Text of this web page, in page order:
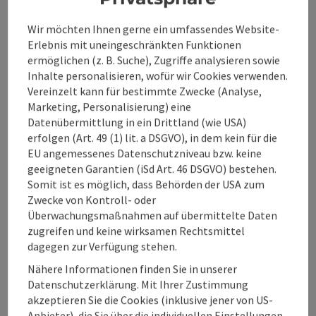
gemütlichen Aufenthaltsräume runden Ihr Seminar-Erlebnis
perfekt ab.
uns Ihren Lieblingsplatz - sei es im hoteleigenen Wellness-
und Relaxbereich mit Saunen und Indoorpool oder im Vital &
Beauty SPA, wo Sie bei hochwertigen Wellness- und
Beautybehandlungen entspannen können. Im Hotelgarten
mit Naturbiotop genießen Sie einen speziellen Kraftort zum
Auftanken. Mit den Themenspecials rund um Achtsamkeit,
Balance, Kultur & Silvester bietet das Miraverde**** ein breit
gefächertes Packageangebot – hier ist mit Sicherheit für
jeden Geschmack etwas dabei. Ein Meer an Entspannung
finden Sie in der Therme Mediterrana, ein paar Gehminuten
durch den Park entfernt. Als Hotelgast ist der
Thermeneintritt natürlich inklusive. Ob im pompösen
Massagetempel, im Panoramawhirlpool oder auf einer
Sprudelliege im Vitalbecken mit Blick auf das Alpenvorland,
hier genießt man prickelnde Attraktionen. In der Saunawelt
Relaxium heißt es Schwitzen in stilvollem Ambiente, ob
Aroma-Sauna oder Dampfbad – entspannten Momenten
steht nichts im Weg. Die Parkanlage, die das Hotel
Miraverde**** umgibt, bietet zu jeder Jahreszeit ein
faszinierendes Naturschauspiel. Die klare Luft und die Ruhe
Beitrag merken : Hotel Restaurant Badhaus
Hotel Restaurant Badhaus
Bad Hall
Hotel
Direkt am Hauptplatz, im Herz von Bad Hall, lädt das
Badhaus dazu ein, Urlaub wieder wahrlich zu genießen.
W-Lan (kostenlos)
Haustiere erlaubt
Direkt im Zentrum
Seite zurück 1
Wir möchten Ihnen gerne ein umfassendes Website-
Erlebnis mit uneingeschränkten Funktionen
ermöglichen (z. B. Suche), Zugriffe analysieren sowie
Inhalte personalisieren, wofür wir Cookies verwenden.
Vereinzelt kann für bestimmte Zwecke (Analyse,
Marketing, Personalisierung) eine
Datenübermittlung in ein Drittland (wie USA)
erfolgen (Art. 49 (1) lit. a DSGVO), in dem kein für die
EU angemessenes Datenschutzniveau bzw. keine
geeigneten Garantien (iSd Art. 46 DSGVO) bestehen.
Somit ist es möglich, dass Behörden der USA zum
Zwecke von Kontroll- oder
Überwachungsmaßnahmen auf übermittelte Daten
zugreifen und keine wirksamen Rechtsmittel
dagegen zur Verfügung stehen.
Nähere Informationen finden Sie in unserer
Datenschutzerklärung. Mit Ihrer Zustimmung
akzeptieren Sie die Cookies (inklusive jener von US-